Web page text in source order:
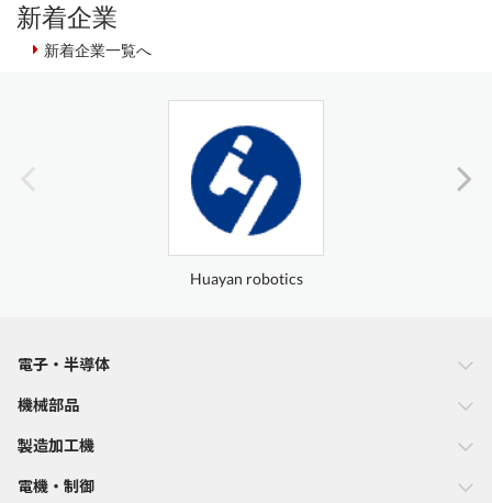
新着企業
新着企業一覧へ
Huayan robotics
電子・半導体
機械部品
製造加工機
電機・制御